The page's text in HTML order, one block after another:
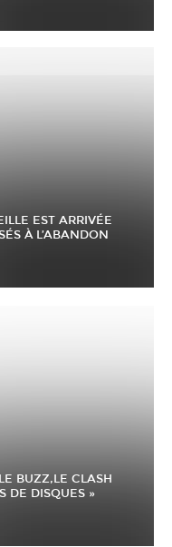
EST ARRIVÉE
À L’ABANDON
BUZZ,LE CLASH
DE DISQUES »